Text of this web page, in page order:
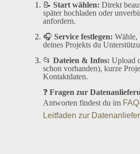
📝 Start wählen: Direkt
später hochladen oder
anfordern.
🎧 Service festlegen: Wähle,
deines Projekts du
📂 Dateien & Infos: Upload
schon vorhanden), kurze
Kontaktdaten.
❓ Fragen zur
Antworten findest du im
Leitfaden zur